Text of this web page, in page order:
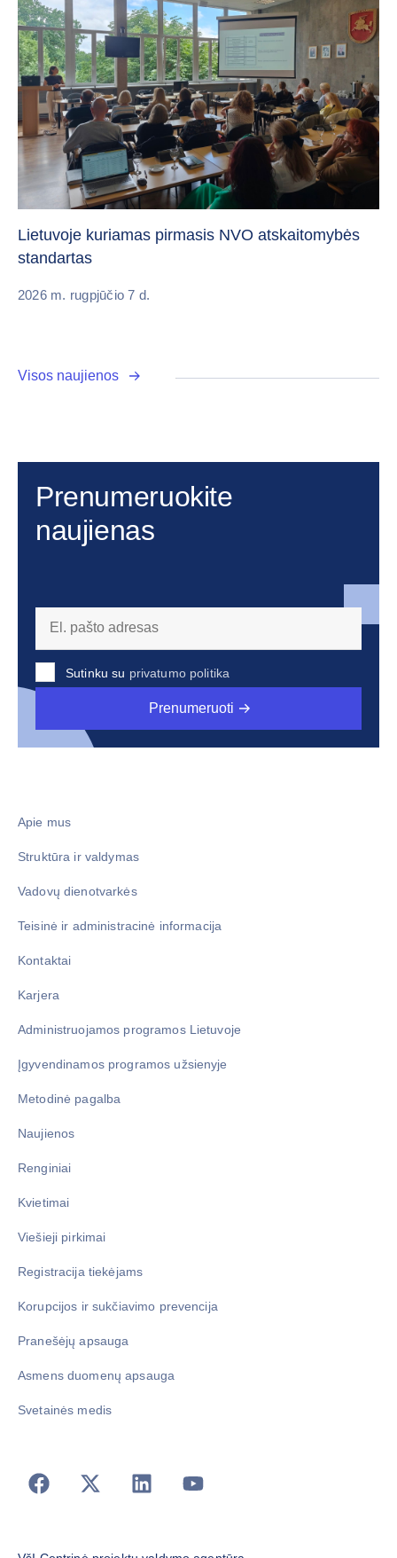
Lietuvoje kuriamas pirmasis NVO atskaitomybės
standartas
2026 m. rugpjūčio 7 d.
Visos naujienos
Prenumeruokite
naujienas
Sutinku su privatumo politika
Prenumeruoti
Apie mus
Struktūra ir valdymas
Vadovų dienotvarkės
Teisinė ir administracinė informacija
Kontaktai
Karjera
Administruojamos programos Lietuvoje
Įgyvendinamos programos užsienyje
Metodinė pagalba
Naujienos
Renginiai
Kvietimai
Viešieji pirkimai
Registracija tiekėjams
Korupcijos ir sukčiavimo prevencija
Pranešėjų apsauga
Asmens duomenų apsauga
Svetainės medis